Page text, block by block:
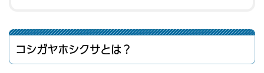
コシガヤホシクサとは？